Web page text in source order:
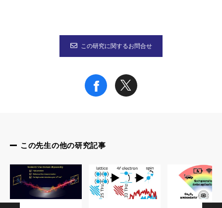
この研究に関するお問合せ
この先生の他の研究記事